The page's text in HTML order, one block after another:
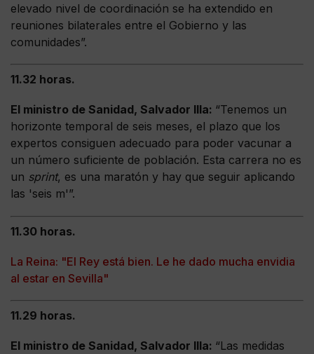
elevado nivel de coordinación se ha extendido en
reuniones bilaterales entre el Gobierno y las
comunidades”.
11.32 horas.
El ministro de Sanidad, Salvador Illa: “Tenemos un
horizonte temporal de seis meses, el plazo que los
expertos consiguen adecuado para poder vacunar a
un número suficiente de población. Esta carrera no es
un sprint, es una maratón y hay que seguir aplicando
las 'seis m'”.
11.30 horas.
La Reina: "El Rey está bien. Le he dado mucha envidia
al estar en Sevilla"
11.29 horas.
El ministro de Sanidad, Salvador Illa: “Las medidas